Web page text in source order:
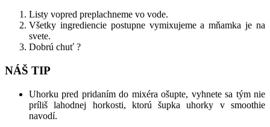
Listy vopred preplachneme vo vode.
Všetky ingrediencie postupne vymixujeme a mňamka je na
svete.
Dobrú chuť ?
NÁŠ TIP
Uhorku pred pridaním do mixéra ošupte, vyhnete sa tým nie
príliš lahodnej horkosti, ktorú šupka uhorky v smoothie
navodí.